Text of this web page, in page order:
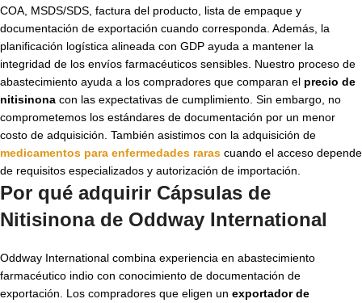
COA, MSDS/SDS, factura del producto, lista de empaque y
documentación de exportación cuando corresponda. Además, la
planificación logística alineada con GDP ayuda a mantener la
integridad de los envíos farmacéuticos sensibles. Nuestro proceso de
abastecimiento ayuda a los compradores que comparan el precio de
nitisinona con las expectativas de cumplimiento. Sin embargo, no
comprometemos los estándares de documentación por un menor
costo de adquisición. También asistimos con la adquisición de
medicamentos para enfermedades raras​ cuando el acceso depende
de requisitos especializados y autorización de importación.
Por qué adquirir Cápsulas de
Nitisinona de Oddway International
Oddway International combina experiencia en abastecimiento
farmacéutico indio con conocimiento de documentación de
exportación. Los compradores que eligen un exportador de